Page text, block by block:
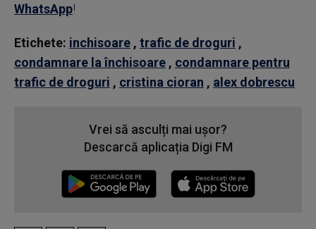
WhatsApp!
Etichete: inchisoare , trafic de droguri ,
condamnare la închisoare , condamnare pentru
trafic de droguri , cristina cioran , alex dobrescu
Vrei să asculți mai ușor?
Descarcă aplicația Digi FM